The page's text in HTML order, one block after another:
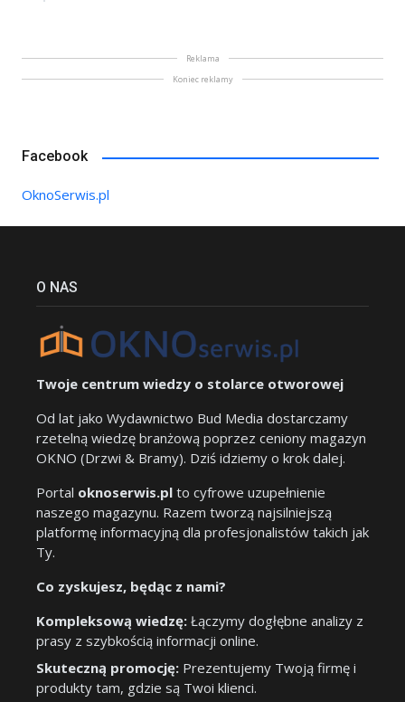
Reklama
Koniec reklamy
Facebook
OknoSerwis.pl
O NAS
Twoje centrum wiedzy o stolarce otworowej
Od lat jako Wydawnictwo Bud Media dostarczamy
rzetelną wiedzę branżową poprzez ceniony magazyn
OKNO (Drzwi & Bramy). Dziś idziemy o krok dalej.
Portal oknoserwis.pl to cyfrowe uzupełnienie
naszego magazynu. Razem tworzą najsilniejszą
platformę informacyjną dla profesjonalistów takich jak
Ty.
Co zyskujesz, będąc z nami?
Kompleksową wiedzę: Łączymy dogłębne analizy z
prasy z szybkością informacji online.
Skuteczną promocję: Prezentujemy Twoją firmę i
produkty tam, gdzie są Twoi klienci.